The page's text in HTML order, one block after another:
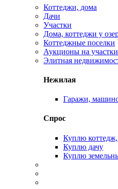
Коттеджи, дома
Дачи
Участки
Дома, коттеджи у
Коттеджные поселки
Аукционы на участки
Элитная
Нежилая
Гаражи,
Спрос
Куплю
Куплю дачу
Куплю